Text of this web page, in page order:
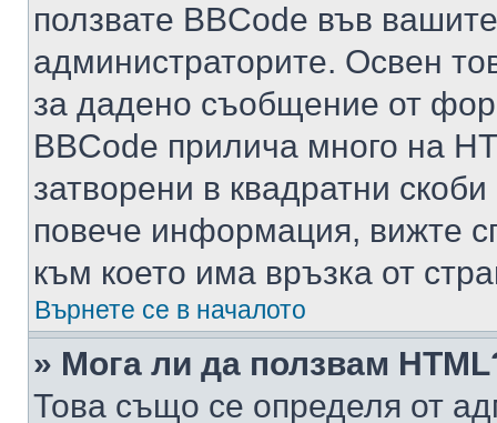
ползвате BBCode във
администраторите. Освен
за дадено съобщение от
BBCode прилича много на
затворени в квадратни
повече информация, вижте
към което има връзка от
Върнете се в началото
» Мога ли да ползвам
Това също се определя от